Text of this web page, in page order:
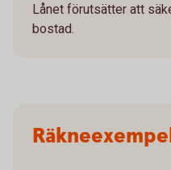
Lånet förutsätter att
bostad.